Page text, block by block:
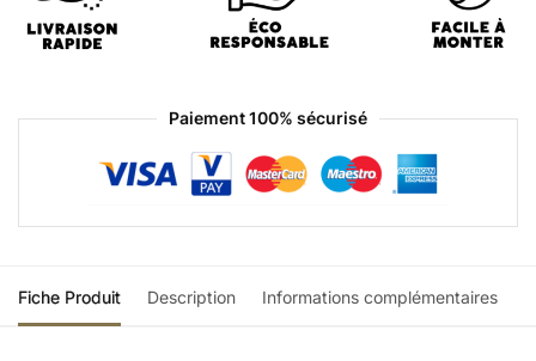
Paiement 100% sécurisé
Fiche Produit Description Informations complémentaires